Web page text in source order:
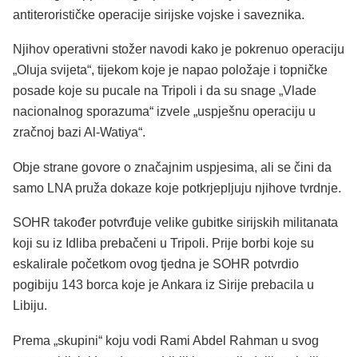
antiterorističke operacije sirijske vojske i saveznika.
Njihov operativni stožer navodi kako je pokrenuo operaciju
„Oluja svijeta“, tijekom koje je napao položaje i topničke
posade koje su pucale na Tripoli i da su snage „Vlade
nacionalnog sporazuma“ izvele „uspješnu operaciju u
zračnoj bazi Al-Watiya“.
Obje strane govore o značajnim uspjesima, ali se čini da
samo LNA pruža dokaze koje potkrjepljuju njihove tvrdnje.
SOHR također potvrđuje velike gubitke sirijskih militanata
koji su iz Idliba prebačeni u Tripoli. Prije borbi koje su
eskalirale početkom ovog tjedna je SOHR potvrdio
pogibiju 143 borca koje je Ankara iz Sirije prebacila u
Libiju.
Prema „skupini“ koju vodi Rami Abdel Rahman u svog